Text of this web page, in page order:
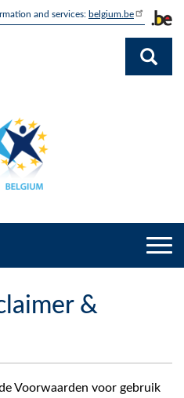
and services: belgium.be
&
Voorwaarden voor gebruik